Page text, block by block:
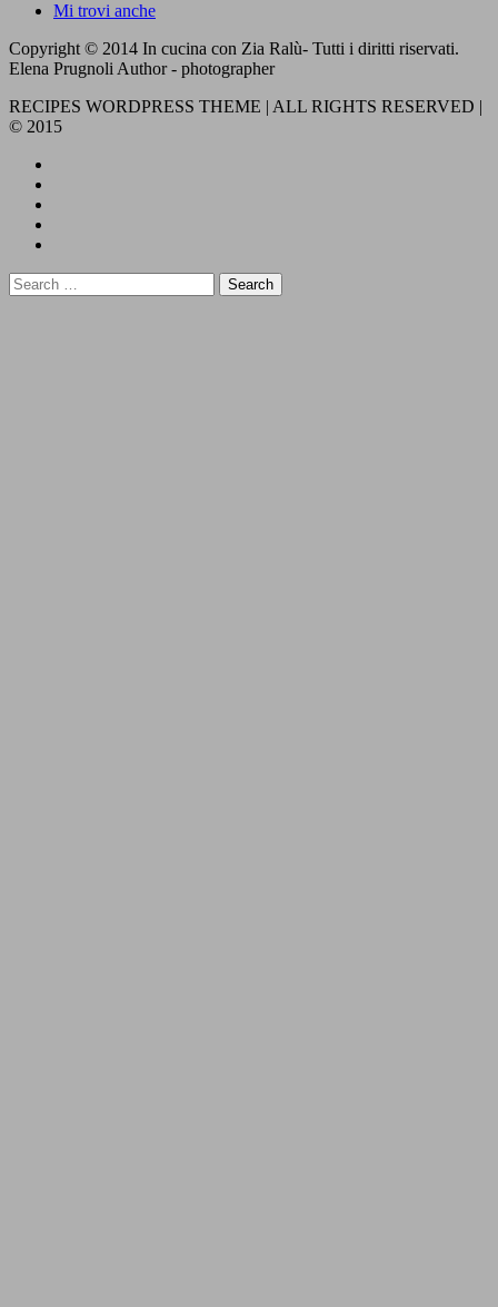
Mi trovi anche
Copyright © 2014 In cucina con Zia Ralù- Tutti i diritti riservati.
Elena Prugnoli Author - photographer
RECIPES WORDPRESS THEME | ALL RIGHTS RESERVED |
© 2015